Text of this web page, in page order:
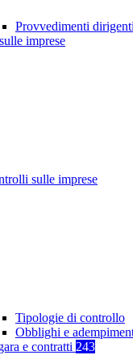
Provvedimenti
imprese
sulle imprese
Tipologie di controllo
Obblighi e
e contratti 243